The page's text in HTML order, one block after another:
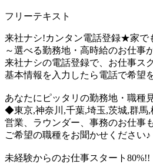
フリーテキスト
来社ナシ!カンタン電話登録★家
～選べる勤務地・高時給のお仕事
来社ナシの電話登録で、お仕事ス
基本情報を入力したら電話で希望
あなたにピッタリの勤務地・職種
◆東京,神奈川,千葉,埼玉,茨城,群馬
営業、ラウンダー、事務のお仕事
ご希望の職種をお聞かせください♪
未経験からのお仕事スタート80%!!